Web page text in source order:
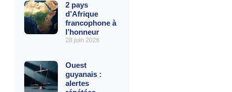
2 pays
d’Afrique
francophone à
l’honneur
28 juin 2026
Ouest
guyanais :
alertes